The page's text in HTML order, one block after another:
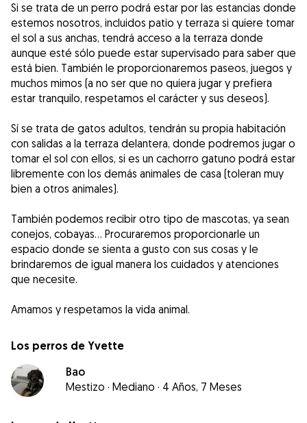
Si se trata de un perro podrá estar por las estancias donde
estemos nosotros, incluidos patio y terraza si quiere tomar
el sol a sus anchas, tendrá acceso a la terraza donde
aunque esté sólo puede estar supervisado para saber que
está bien. También le proporcionaremos paseos, juegos y
muchos mimos (a no ser que no quiera jugar y prefiera
estar tranquilo, respetamos el carácter y sus deseos).
Sí se trata de gatos adultos, tendrán su propia habitación
con salidas a la terraza delantera, donde podremos jugar o
tomar el sol con ellos, si es un cachorro gatuno podrá estar
libremente con los demás animales de casa (toleran muy
bien a otros animales).
También podemos recibir otro tipo de mascotas, ya sean
conejos, cobayas… Procuraremos proporcionarle un
espacio donde se sienta a gusto con sus cosas y le
brindaremos de igual manera los cuidados y atenciones
que necesite.
Amamos y respetamos la vida animal.
Los perros de Yvette
Bao
Mestizo · Mediano · 4 Años, 7 Meses